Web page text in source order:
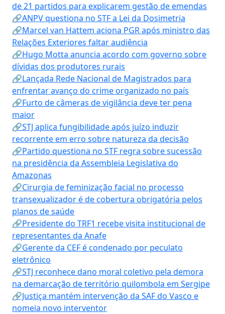
de 21 partidos para explicarem gestão de emendas
🔗ANPV questiona no STF a Lei da Dosimetria
🔗Marcel van Hattem aciona PGR após ministro das
Relações Exteriores faltar audiência
🔗Hugo Motta anuncia acordo com governo sobre
dívidas dos produtores rurais
🔗Lançada Rede Nacional de Magistrados para
enfrentar avanço do crime organizado no país
🔗Furto de câmeras de vigilância deve ter pena
maior
🔗STJ aplica fungibilidade após juízo induzir
recorrente em erro sobre natureza da decisão
🔗Partido questiona no STF regra sobre sucessão
na presidência da Assembleia Legislativa do
Amazonas
🔗Cirurgia de feminização facial no processo
transexualizador é de cobertura obrigatória pelos
planos de saúde
🔗Presidente do TRF1 recebe visita institucional de
representantes da Anafe
🔗Gerente da CEF é condenado por peculato
eletrônico
🔗STJ reconhece dano moral coletivo pela demora
na demarcação de território quilombola em Sergipe
🔗Justiça mantém intervenção da SAF do Vasco e
nomeia novo interventor